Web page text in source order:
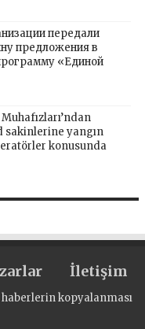
передали
предложения в
«Единой
sakinlerine yangın
konusunda
İletişim
kopyalanması